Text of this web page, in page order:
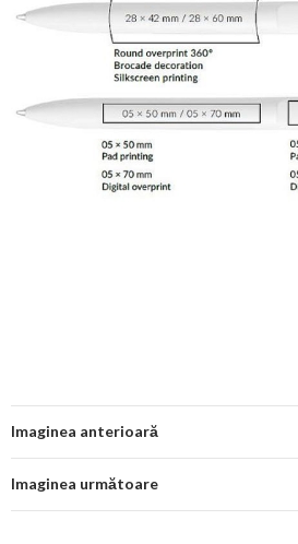
Imaginea anterioară
Imaginea următoare